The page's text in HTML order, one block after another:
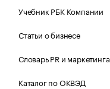
Учебник РБК Компании
Статьи о бизнесе
Словарь PR и маркетинга
Каталог по ОКВЭД